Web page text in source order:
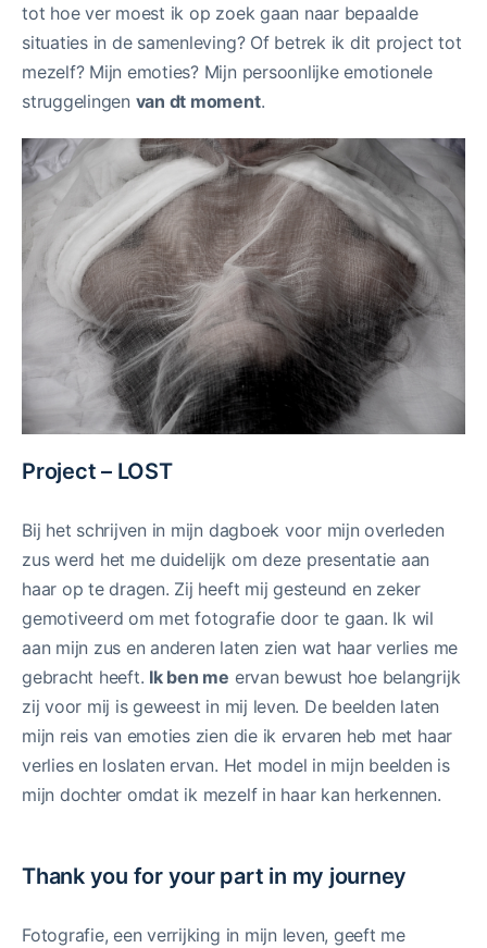
tot hoe ver moest ik op zoek gaan naar bepaalde
situaties in de samenleving? Of betrek ik dit project tot
mezelf? Mijn emoties? Mijn persoonlijke emotionele
struggelingen van dt moment.
Project – LOST
Bij het schrijven in mijn dagboek voor mijn overleden
zus werd het me duidelijk om deze presentatie aan
haar op te dragen. Zij heeft mij gesteund en zeker
gemotiveerd om met fotografie door te gaan. Ik wil
aan mijn zus en anderen laten zien wat haar verlies me
gebracht heeft. Ik ben me ervan bewust hoe belangrijk
zij voor mij is geweest in mij leven. De beelden laten
mijn reis van emoties zien die ik ervaren heb met haar
verlies en loslaten ervan. Het model in mijn beelden is
mijn dochter omdat ik mezelf in haar kan herkennen.
Thank you for your part in my journey
Fotografie, een verrijking in mijn leven, geeft me